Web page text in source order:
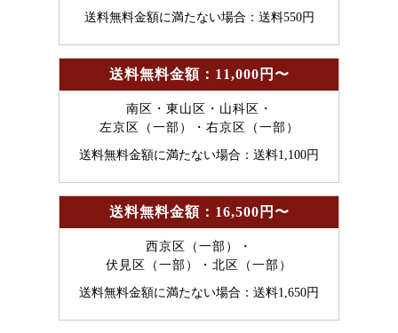
送料無料金額に満たない場合：送料550円
送料無料金額：11,000円〜
南区・東山区・山科区・
左京区（一部）・右京区（一部）
送料無料金額に満たない場合：送料1,100円
送料無料金額：16,500円〜
西京区（一部）・
伏見区（一部）・北区（一部）
送料無料金額に満たない場合：送料1,650円